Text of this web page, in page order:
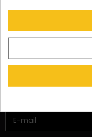
Contacto